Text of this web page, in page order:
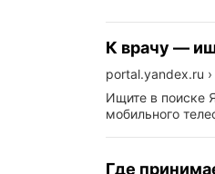
К врачу —
portal.yandex.ru ›
Ищите в поиске
мобильного
Где